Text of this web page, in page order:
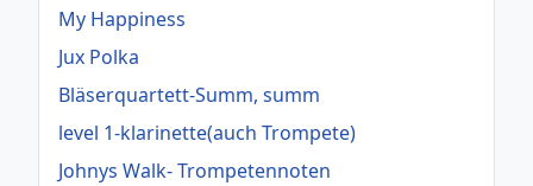
My Happiness
Jux Polka
Bläserquartett-Summ, summ
level 1-klarinette(auch Trompete)
Johnys Walk- Trompetennoten